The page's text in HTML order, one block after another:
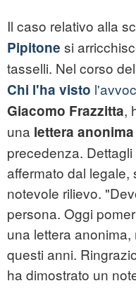
Il caso relativo alla
Pipitone si
tasselli. Nel corso
Chi l'ha visto
Giacomo Frazzitta,
una lettera anonima
precedenza.
affermato dal legale,
notevole rilievo.
persona. Oggi
una lettera
questi anni.
ha dimostrato un